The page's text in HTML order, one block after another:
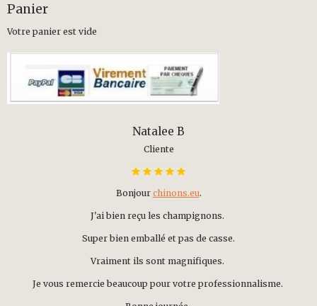
Panier
Votre panier est vide
Natalee B
Cliente
Bonjour chinons.eu.
J'ai bien reçu les champignons.
Super bien emballé et pas de casse.
Vraiment ils sont magnifiques.
Je vous remercie beaucoup pour votre professionnalisme.